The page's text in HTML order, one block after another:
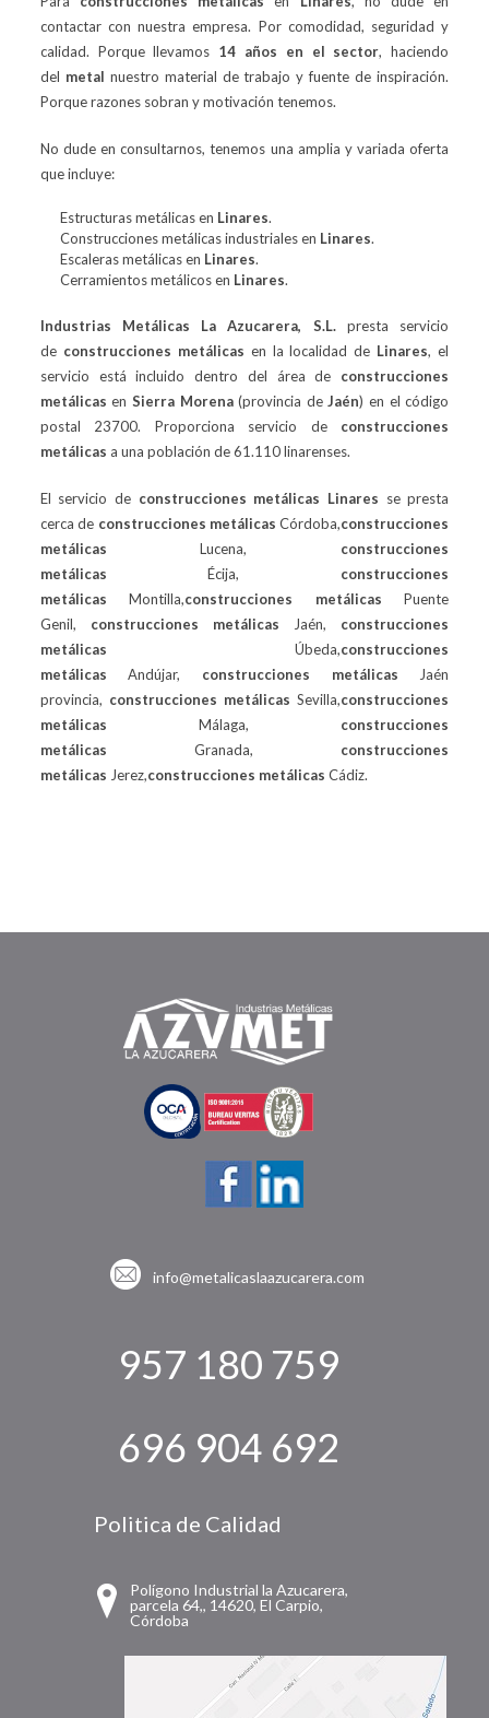
contactar con nuestra empresa. Por comodidad, seguridad y
calidad. Porque llevamos 14 años en el sector, haciendo
del metal nuestro material de trabajo y fuente de inspiración.
Porque razones sobran y motivación tenemos.
No dude en consultarnos, tenemos una amplia y variada oferta
que incluye:
Estructuras metálicas en Linares.
Construcciones metálicas industriales en Linares.
Escaleras metálicas en Linares.
Cerramientos metálicos en Linares.
Industrias Metálicas La Azucarera, S.L. presta servicio
de construcciones metálicas en la localidad de Linares, el
servicio está incluido dentro del área de construcciones
metálicas en Sierra Morena(provincia deJaén) en el código
postal 23700. Proporciona servicio de construcciones
metálicas a una población de 61.110 linarenses.
El servicio de construcciones metálicas Linares se presta
cerca de construcciones metálicas Córdoba,construcciones
metálicas Lucena, construcciones
metálicas Écija, construcciones
metálicas Montilla,construcciones metálicas Puente
Genil, construcciones metálicas Jaén, construcciones
metálicas Úbeda,construcciones
metálicas Andújar, construcciones metálicas Jaén
provincia, construcciones metálicas Sevilla,construcciones
metálicas Málaga, construcciones
metálicas Granada, construcciones
metálicas Jerez,construcciones metálicas Cádiz.
info@metalicaslaazucarera.com
957 180 759
696 904 692
Politica de Calidad
Polígono Industrial la Azucarera,
parcela 64,, 14620, El Carpio,
Córdoba